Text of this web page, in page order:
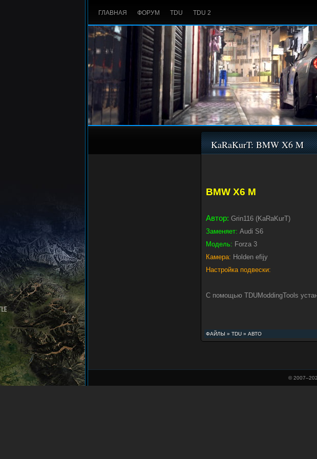
ГЛАВНАЯ ФОРУМ TDU TDU 2
KaRaKurT: BMW X6 M
BMW X6 M
Автор: Grin116 (KaRaKurT)
Заменяет: Audi S6
Модель: Forza 3
Камера: Holden efijy
Настройка подвески:
С помощью TDUModdingTools
ФАЙЛЫ » TDU » АВТО
© 2007–